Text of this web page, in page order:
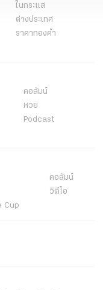
ในกระแส
ต่างประเทศ
ราคาทองคำ
คอลัมน์
หวย
Podcast
คอลัมน์
วิดีโอ
Cup